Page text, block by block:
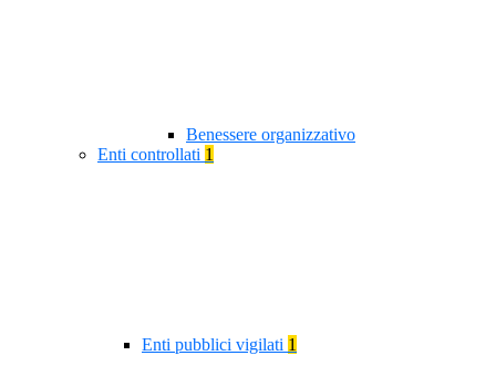
Benessere organizzativo
Enti controllati 1
Enti pubblici vigilati 1